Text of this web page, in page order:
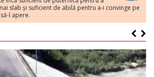
slab și suficient de abilă pentru a-i convinge pe
l apere.